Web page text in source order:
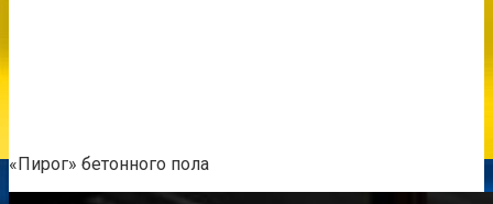
«Пирог» бетонного пола